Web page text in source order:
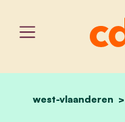
west-vlaanderen